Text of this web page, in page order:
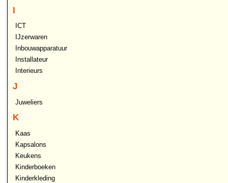
I
ICT
IJzerwaren
Inbouwapparatuur
Installateur
Interieurs
J
Juweliers
K
Kaas
Kapsalons
Keukens
Kinderboeken
Kinderkleding